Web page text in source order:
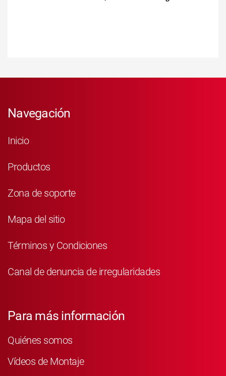
Navegación
Inicio
Productos
Zona de soporte
Mapa del sitio
Términos y Condiciones
Canal de denuncia de irregularidades
Para más información
Quiénes somos
Vídeos de Montaje